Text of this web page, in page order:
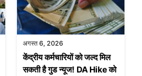
अगस्त 6, 2026
केंद्रीय कर्मचारियों को जल्द मिल
सकती है गुड न्यूज! DA Hike को